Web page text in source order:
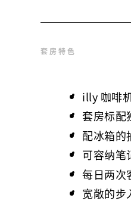
套房特色
illy 咖啡
套房标配
配冰箱的
可容纳笔
每日两次
宽敞的步